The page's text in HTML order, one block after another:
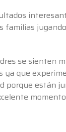
familias
se sienten
ya que
porque están